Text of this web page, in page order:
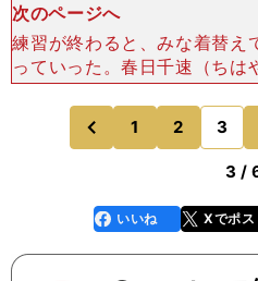
次のページへ
練習が終わると、みな着替え
っていった。春日千速（ちは
のバランスをみてもらってい
時はよかったんですが、今日
で、いろいろ
前
のページへ
1 2 3
3 /
faceboo
k
いいね Xでポス